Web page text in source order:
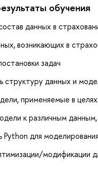
обучения
данных в
возникающих в
задач
структуру данных и
применяемые в целях
к различным
Python для моделирования
модификации